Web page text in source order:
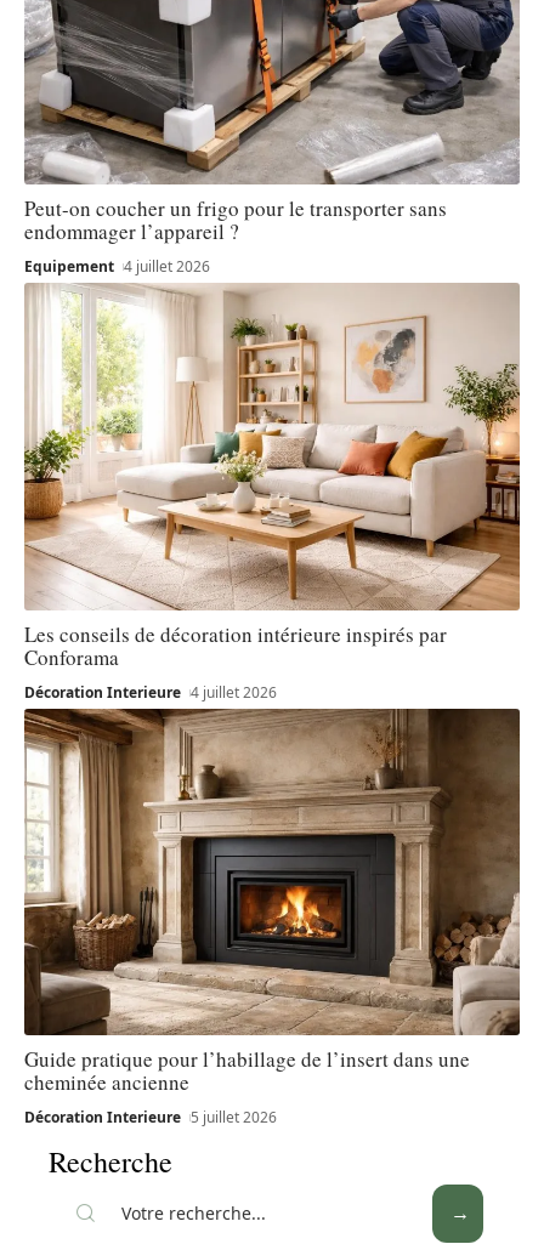
Peut-on coucher un frigo pour le transporter sans
endommager l’appareil ?
Equipement 4 juillet 2026
Les conseils de décoration intérieure inspirés par
Conforama
Décoration Interieure 4 juillet 2026
Guide pratique pour l’habillage de l’insert dans une
cheminée ancienne
Décoration Interieure 5 juillet 2026
Recherche